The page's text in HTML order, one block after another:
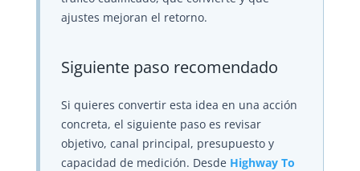
ajustes mejoran el retorno.
Siguiente paso recomendado
Si quieres convertir esta idea en una acción
concreta, el siguiente paso es revisar
objetivo, canal principal, presupuesto y
capacidad de medición. Desde Highway To